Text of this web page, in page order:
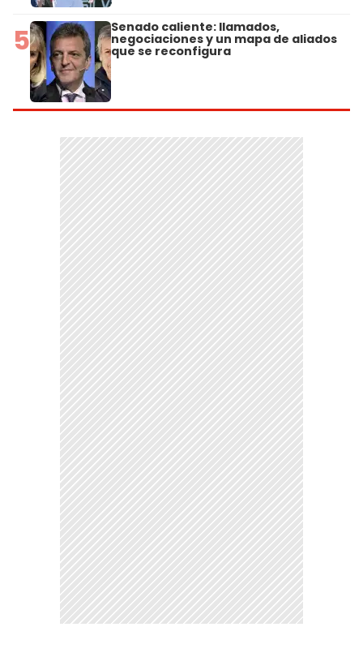
5 Senado caliente: llamados,
negociaciones y un mapa de aliados
que se reconfigura